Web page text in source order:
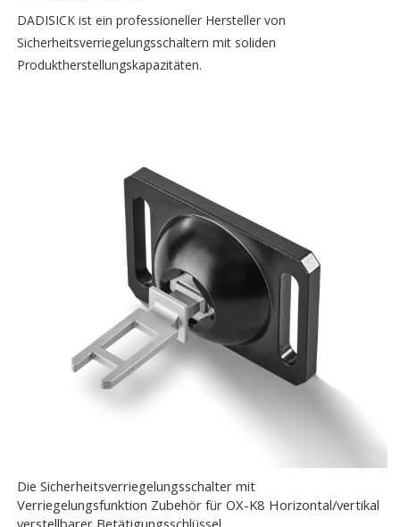
DADISICK ist ein professioneller Hersteller von
Sicherheitsverriegelungsschaltern mit soliden
Produktherstellungskapazitäten.
Die Sicherheitsverriegelungsschalter mit
Verriegelungsfunktion Zubehör für OX-K8 Horizontal/vertikal
verstellbarer Betätigungsschlüssel